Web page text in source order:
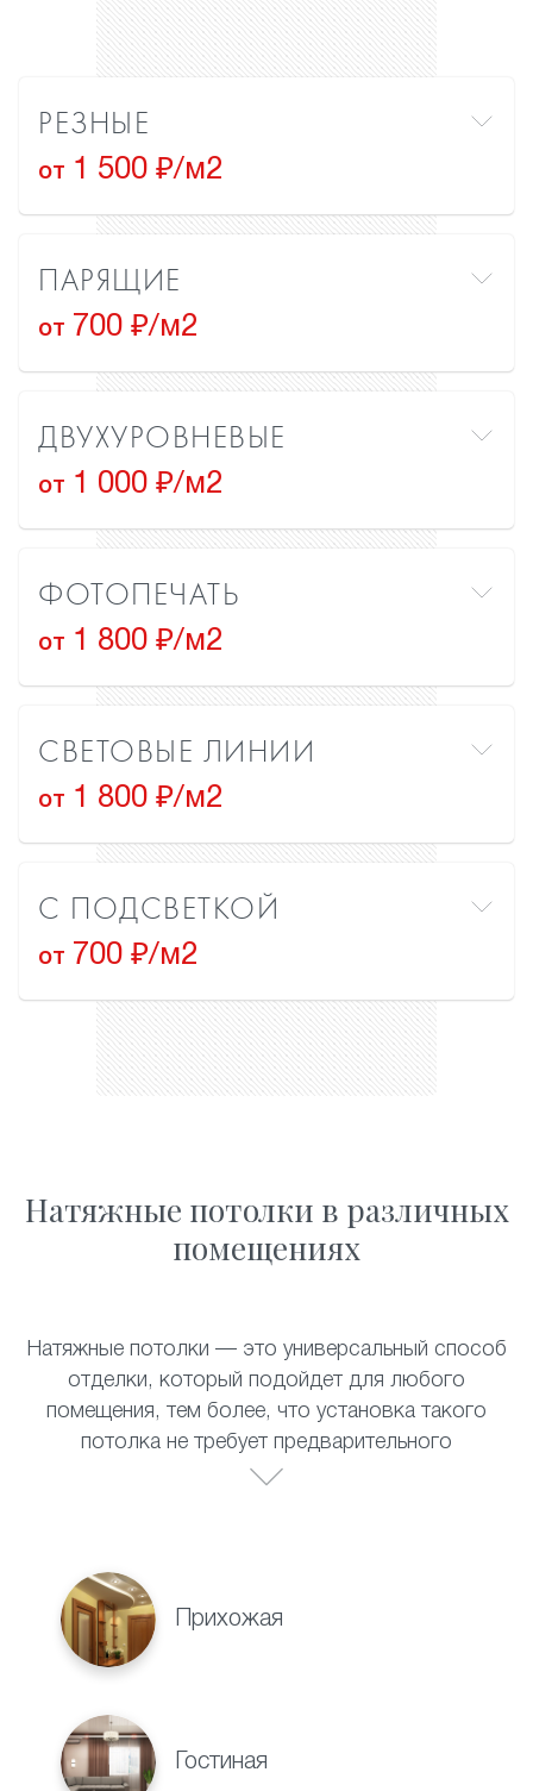
РЕЗНЫЕ
от 1 500 ₽/м2
ПАРЯЩИЕ
от 700 ₽/м2
ДВУХУРОВНЕВЫЕ
от 1 000 ₽/м2
ФОТОПЕЧАТЬ
от 1 800 ₽/м2
СВЕТОВЫЕ ЛИНИИ
от 1 800 ₽/м2
С ПОДСВЕТКОЙ
от 700 ₽/м2
Натяжные потолки в различных
помещениях
Натяжные потолки — это универсальный способ
отделки, который подойдет для любого
помещения, тем более, что установка такого
потолка не требует предварительного
выравнивания поверхности. Полотно прекрасно
прекрасно смотрятся в:
Прихожая
Гостиная